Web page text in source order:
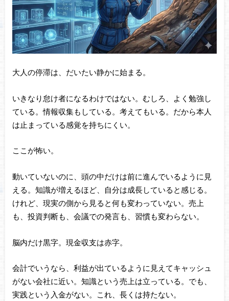
大人の停滞は、だいたい静かに始まる。
いきなり怠け者になるわけではない。むしろ、よく勉強し
ている。情報収集もしている。考えてもいる。だから本人
は止まっている感覚を持ちにくい。
ここが怖い。
動いていないのに、頭の中だけは前に進んでいるように見
える。知識が増えるほど、自分は成長していると感じる。
けれど、現実の側から見ると何も変わっていない。売上
も、投資判断も、会議での発言も、習慣も変わらない。
脳内だけ黒字。現金収支は赤字。
会計でいうなら、利益が出ているように見えてキャッシュ
がない会社に近い。知識という売上は立っている。でも、
実践という入金がない。これ、長くは持たない。